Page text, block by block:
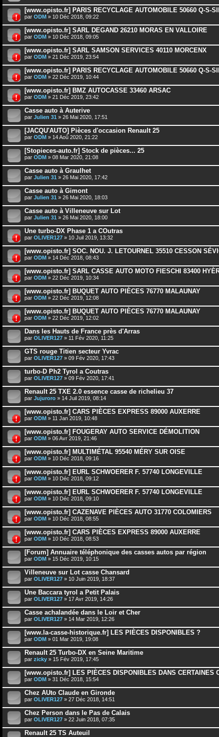
[www.opisto.fr] PARIS RECYCLAGE AUTOMOBILE 50660 Q-S-
par ODM » 10 Déc 2018, 09:22
[www.opisto.fr] SARL DEGAND 26210 MORAS EN VALLOIRE
par ODM » 10 Déc 2018, 09:05
[www.opisto.fr] SARL SAMSON SERVICES 40110 MORCENX
par ODM » 21 Déc 2019, 23:54
[www.opisto.fr] PARIS RECYCLAGE AUTOMOBILE 50660 Q-S-
par ODM » 22 Déc 2019, 10:44
[www.opisto.fr] BMZ AUTOCASSE 33460 ARSAC
par ODM » 21 Déc 2019, 23:42
Casse auto à Auterive
par Julien 31 » 26 Mai 2020, 17:51
[JACQU'AUTO] Pièces d'occasion Renault 25
par ODM » 14 Aoû 2020, 21:22
[Stopieces-auto.fr] Stock de pièces... 25
par ODM » 08 Mar 2020, 21:08
Casse auto à Graulhet
par Julien 31 » 26 Mai 2020, 17:42
Casse auto à Gimont
par Julien 31 » 26 Mai 2020, 18:03
Casse auto à Villeneuve sur Lot
par Julien 31 » 26 Mai 2020, 18:00
Une turbo-DX Phase 1 a COutras
par OLIVER127 » 10 Juil 2019, 13:32
[www.opisto.fr] SOC. NOU. J. LETOURNEL 35510 CESSON
par ODM » 14 Déc 2018, 08:43
[www.opisto.fr] SARL CASSE AUTO MOTO FIESCHI 83400
par ODM » 22 Déc 2019, 10:34
[www.opisto.fr] BUQUET AUTO PIÈCES 76770 MALAUNAY
par ODM » 22 Déc 2019, 12:08
[www.opisto.fr] BUQUET AUTO PIÈCES 76770 MALAUNAY
par ODM » 22 Déc 2019, 12:02
Dans les Hauts de France près d'Arras
par OLIVER127 » 11 Fév 2020, 11:25
GTS rouge Titien secteur Yvrac
par OLIVER127 » 09 Fév 2020, 17:43
turbo-D Ph2 Tyrol a Coutras
par OLIVER127 » 09 Fév 2020, 17:41
Renault 25 TXE 2.0 essence casse de richelieu 37
par Jujuroro » 14 Juil 2019, 08:14
[www.opisto.fr] CARS PIÈCES EXPRESS 89000 AUXERRE
par ODM » 11 Jan 2019, 10:48
[www.opisto.fr] FOUGERAY AUTO SERVICE DÉMOLITION
par ODM » 06 Avr 2019, 21:46
[www.opisto.fr] MULTIMÉTAL 95540 MÉRY SUR OISE
par ODM » 10 Déc 2018, 09:16
[www.opisto.fr] EURL SCHWOERER F. 57740 LONGEVILLE
par ODM » 10 Déc 2018, 09:12
[www.opisto.fr] EURL SCHWOERER F. 57740 LONGEVILLE
par ODM » 10 Déc 2018, 09:10
[www.opisto.fr] CAZENAVE PIÈCES AUTO 31770 COLOMIERS
par ODM » 10 Déc 2018, 08:55
[www.opisto.fr] CARS PIÈCES EXPRESS 89000 AUXERRE
par ODM » 10 Déc 2018, 08:53
[Forum] Annuaire téléphonique des casses autos par région
par ODM » 15 Déc 2019, 10:15
Villeneuve sur Lot casse Chansard
par OLIVER127 » 10 Juin 2019, 18:37
Une Baccara tyrol a Petit Palais
par OLIVER127 » 17 Avr 2019, 14:26
Casse achalandée dans le Loir et Cher
par OLIVER127 » 14 Mar 2019, 12:26
[www.la-casse-historique.fr] LES PIÈCES DISPONIBLES ?
par ODM » 01 Mar 2019, 19:08
Renault 25 Turbo-DX en Seine Maritime
par zicky » 15 Fév 2019, 17:45
[www.opisto.fr] LES PIÈCES DISPONIBLES DANS CERTAINES
par ODM » 31 Déc 2018, 15:54
Chez AUto Claude en Gironde
par OLIVER127 » 27 Déc 2018, 14:51
Chez Person dans le Pas de Calais
par OLIVER127 » 22 Juin 2018, 07:35
Renault 25 TS Auteuil